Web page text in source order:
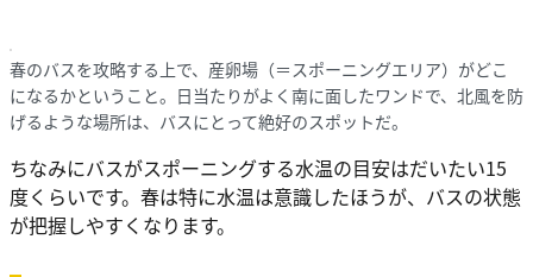
春のバスを攻略する上で、産卵場（＝スポーニングエリア）がどこ
になるかということ。日当たりがよく南に面したワンドで、北風を防
げるような場所は、バスにとって絶好のスポットだ。
ちなみにバスがスポーニングする水温の目安はだいたい15
度くらいです。春は特に水温は意識したほうが、バスの状態
が把握しやすくなります。